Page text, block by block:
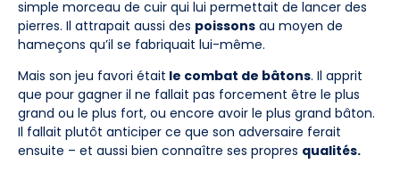
simple morceau de cuir qui lui permettait de lancer des
pierres. Il attrapait aussi des poissons au moyen de
hameçons qu’il se fabriquait lui-même.
Mais son jeu favori était le combat de bâtons. Il apprit
que pour gagner il ne fallait pas forcement être le plus
grand ou le plus fort, ou encore avoir le plus grand bâton.
Il fallait plutôt anticiper ce que son adversaire ferait
ensuite – et aussi bien connaître ses propres qualités.